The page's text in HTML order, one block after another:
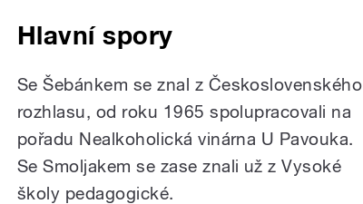
Hlavní spory
Se Šebánkem se znal z Československého
rozhlasu, od roku 1965 spolupracovali na
pořadu Nealkoholická vinárna U Pavouka.
Se Smoljakem se zase znali už z Vysoké
školy pedagogické.